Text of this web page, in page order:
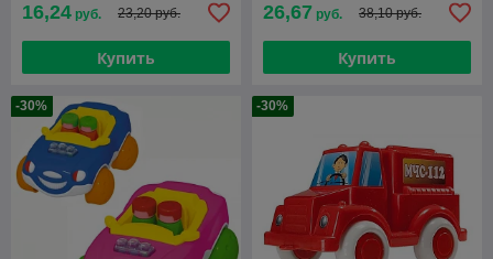
16,24 руб. 23,20 руб.
Купить
26,67 руб. 38,10 руб.
Купить
-30% -30%